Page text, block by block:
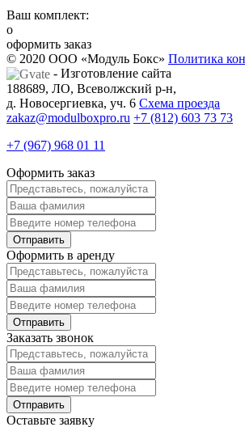
Ваш комплект:
o
оформить заказ
© 2020 ООО «Модуль Бокс» Политика
- Изготовление сайта
188689, ЛО, Всеволжский р-н,
д. Новосергиевка, уч. 6 Схема проезда
zakaz@modulboxpro.ru +7 (812) 603 73 73
+7 (967) 968 01 11
Оформить заказ
Оформить в аренду
Заказать звонок
Оставьте заявку